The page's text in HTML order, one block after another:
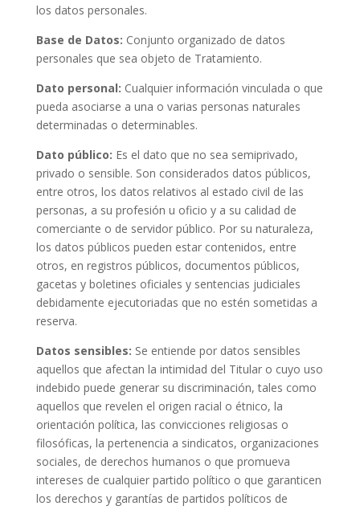
los datos personales.
Base de Datos: Conjunto organizado de datos
personales que sea objeto de Tratamiento.
Dato personal: Cualquier información vinculada o que
pueda asociarse a una o varias personas naturales
determinadas o determinables.
Dato público: Es el dato que no sea semiprivado,
privado o sensible. Son considerados datos públicos,
entre otros, los datos relativos al estado civil de las
personas, a su profesión u oficio y a su calidad de
comerciante o de servidor público. Por su naturaleza,
los datos públicos pueden estar contenidos, entre
otros, en registros públicos, documentos públicos,
gacetas y boletines oficiales y sentencias judiciales
debidamente ejecutoriadas que no estén sometidas a
reserva.
Datos sensibles: Se entiende por datos sensibles
aquellos que afectan la intimidad del Titular o cuyo uso
indebido puede generar su discriminación, tales como
aquellos que revelen el origen racial o étnico, la
orientación política, las convicciones religiosas o
filosóficas, la pertenencia a sindicatos, organizaciones
sociales, de derechos humanos o que promueva
intereses de cualquier partido político o que garanticen
los derechos y garantías de partidos políticos de